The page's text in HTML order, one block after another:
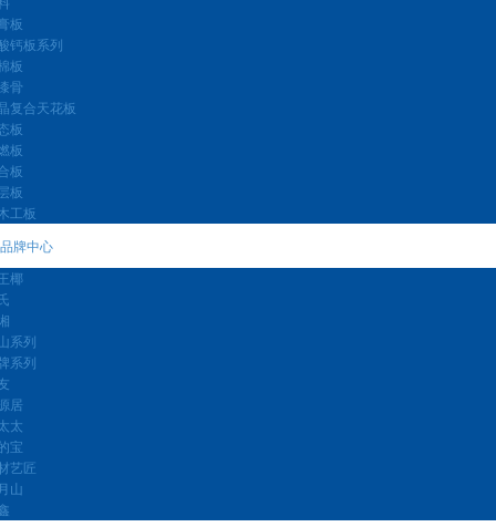
板
钙板系列
板
骨
复合天花板
板
板
板
板
工板
品牌中心
椰
系列
系列
居
太
宝
艺匠
山